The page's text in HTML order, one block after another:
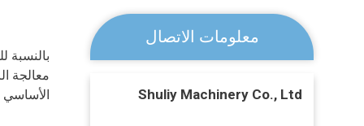
معالجة
الأساسي
معلومات الاتصال
Shuliy Machinery Co., Ltd